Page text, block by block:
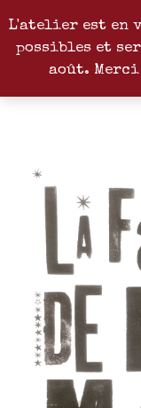
L'atelier est en
possibles et
août.